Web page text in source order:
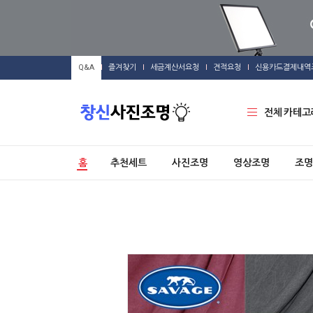
Q&A 즐겨찾기 세금계산서요청 견적요청 신용카드결제내역
전체 카테고
홈 추천세트 사진조명 영상조명 조